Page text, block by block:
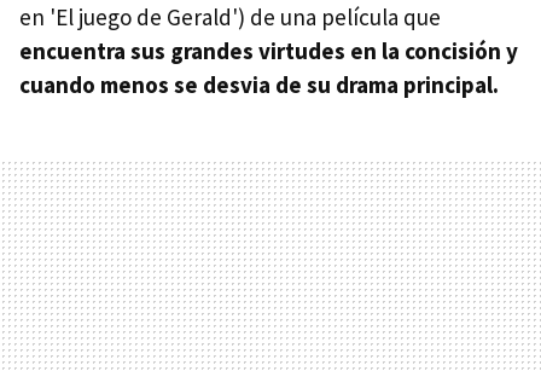
en 'El juego de Gerald') de una película que
encuentra sus grandes virtudes en la concisión y
cuando menos se desvia de su drama principal.